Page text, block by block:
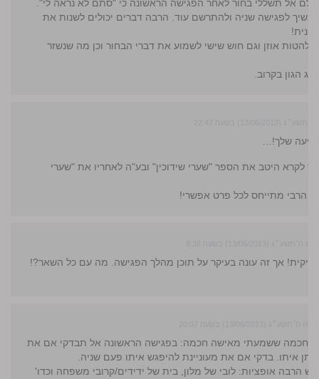
אל תשללי בחור לאחר הפגישה הראשונה כי "סתם לא נראה לי".
לפגישה שניה ולהתרשם עוד. הרבה דברים יכולים לשנות את
להטות אוזן וגם חוש שישי לשמוע את דברי הבחור וכן מה שנשזר
הגון בקרוב.
שלך!…
לקרא היטב את הספר "שערי שידוכין" ובע"ה לאחריו את "שערי
הרבי מתייחס לכל פרט אפשרי!
אך זה עונה בעיקר על תוכן מהלך הפגישה. מה עם כל השאר?!
חכמה ששמעתי מאישה חכמה: בפגישה הראשונה אל תבדקי אם את
איתו. בדקי אם את מעוניינת להיפגש איתו פעם שניה.
יש הרבה אופציות: לובי של מלון, בית של ידידים/קרובי משפחה וכדו'